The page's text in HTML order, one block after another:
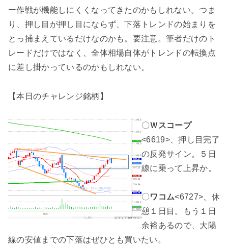
ー作戦が機能しにくくなってきたのかもしれない。つま
り、押し目が押し目にならず、下落トレンドの始まりを
とっ捕まえているだけなのかも。要注意。筆者だけのト
レードだけではなく、全体相場自体がトレンドの転換点
に差し掛かっているのかもしれない。
【本日のチャレンジ銘柄】
〇Ｗスコープ
<6619>、押し目完了
の反発サイン。５日
線に乗って上昇か。
〇ワコム<6727>、休
憩１日目。もう１日
余裕あるので、大陽
線の安値までの下落はぜひとも買いたい。